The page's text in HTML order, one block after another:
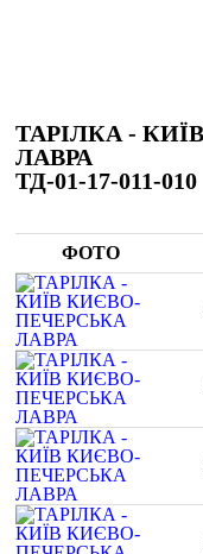
ТАРІЛКА -
ЛАВРА
ТД-01-17-011-010
ФОТО